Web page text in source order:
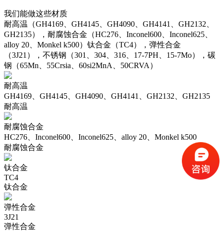
我们能做这些材质
耐高温（GH4169、GH4145、GH4090、GH4141、GH2132、
GH2135），耐腐蚀合金（HC276、Inconel600、Inconel625、
alloy 20、Monkel k500）钛合金（TC4），弹性合金
（3J21），不锈钢（301、304、316、17-7PH、15-7Mo），碳
钢（65Mn、55Crsia、60si2MnA、50CRVA）
耐高温
GH4169、GH4145、GH4090、GH4141、GH2132、GH2135
耐高温
耐腐蚀合金
HC276、Inconel600、Inconel625、alloy 20、Monkel k500
耐腐蚀合金
钛合金
TC4
钛合金
弹性合金
3J21
弹性合金